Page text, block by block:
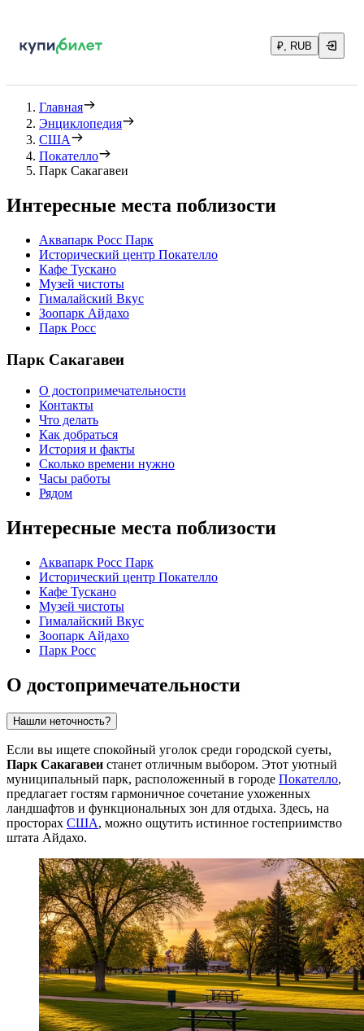
₽, RUB
Главная
Энциклопедия
США
Покателло
Парк Сакагавеи
Интересные места поблизости
Аквапарк Росс Парк
Исторический центр Покателло
Кафе Тускано
Музей чистоты
Гималайский Вкус
Зоопарк Айдахо
Парк Росс
Парк Сакагавеи
О достопримечательности
Контакты
Что делать
Как добраться
История и факты
Сколько времени нужно
Часы работы
Рядом
Интересные места поблизости
Аквапарк Росс Парк
Исторический центр Покателло
Кафе Тускано
Музей чистоты
Гималайский Вкус
Зоопарк Айдахо
Парк Росс
О достопримечательности
Нашли неточность?
Если вы ищете спокойный уголок среди городской суеты,
Парк Сакагавеи станет отличным выбором. Этот уютный
муниципальный парк, расположенный в городе Покателло,
предлагает гостям гармоничное сочетание ухоженных
ландшафтов и функциональных зон для отдыха. Здесь, на
просторах США, можно ощутить истинное гостеприимство
штата Айдахо.